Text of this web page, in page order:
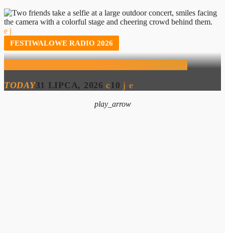
FESTIWALOWE RADIO 2026
Festiwalowe Radio 2026 – Lena, Daniel i Tosia
TODAY31 LIPCA, 2026 10
play_arrow